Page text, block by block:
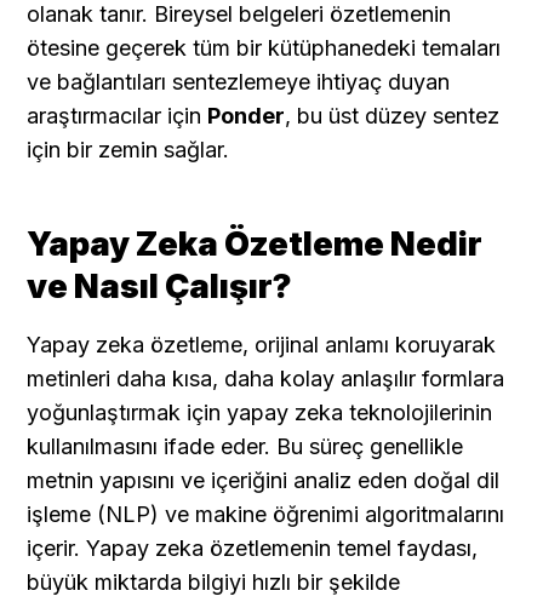
olanak tanır. Bireysel belgeleri özetlemenin
ötesine geçerek tüm bir kütüphanedeki temaları
ve bağlantıları sentezlemeye ihtiyaç duyan
araştırmacılar için Ponder, bu üst düzey sentez
için bir zemin sağlar.
Yapay Zeka Özetleme Nedir
ve Nasıl Çalışır?
Yapay zeka özetleme, orijinal anlamı koruyarak
metinleri daha kısa, daha kolay anlaşılır formlara
yoğunlaştırmak için yapay zeka teknolojilerinin
kullanılmasını ifade eder. Bu süreç genellikle
metnin yapısını ve içeriğini analiz eden doğal dil
işleme (NLP) ve makine öğrenimi algoritmalarını
içerir. Yapay zeka özetlemenin temel faydası,
büyük miktarda bilgiyi hızlı bir şekilde